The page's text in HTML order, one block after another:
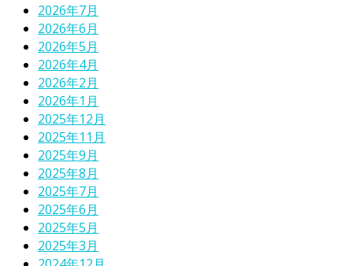
2026年7月
2026年6月
2026年5月
2026年4月
2026年2月
2026年1月
2025年12月
2025年11月
2025年9月
2025年8月
2025年7月
2025年6月
2025年5月
2025年3月